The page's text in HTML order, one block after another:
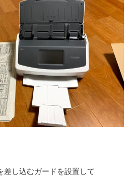
差し込むガードを設置して